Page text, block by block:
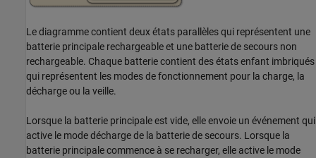
Le diagramme contient deux états parallèles qui représentent une
batterie principale rechargeable et une batterie de secours non
rechargeable. Chaque batterie contient des états enfant imbriqués
qui représentent les modes de fonctionnement pour la charge, la
décharge ou la veille.
Lorsque la batterie principale est vide, elle envoie un événement qui
active le mode décharge de la batterie de secours. Lorsque la
batterie principale commence à se recharger, elle active le mode